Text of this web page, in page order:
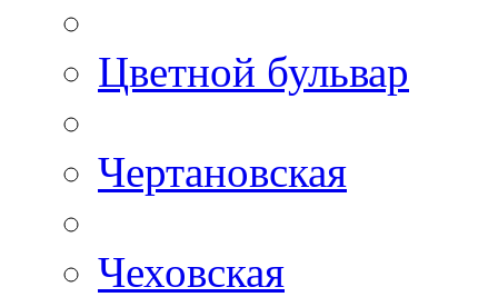
Цветной бульвар
Чертановская
Чеховская